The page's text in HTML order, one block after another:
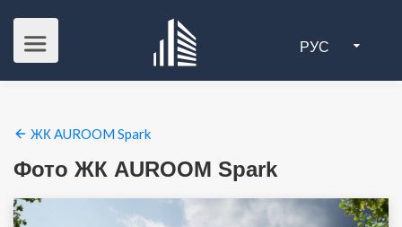
РУС
ЖК AUROOM Spark
Фото ЖК AUROOM Spark